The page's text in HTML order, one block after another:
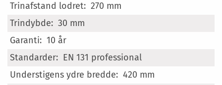
270 mm
30 mm
10 år
EN 131 professional
420 mm